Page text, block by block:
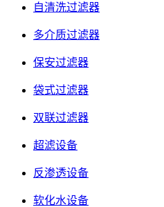
自清洗过滤器
多介质过滤器
保安过滤器
袋式过滤器
双联过滤器
超滤设备
反渗透设备
软化水设备